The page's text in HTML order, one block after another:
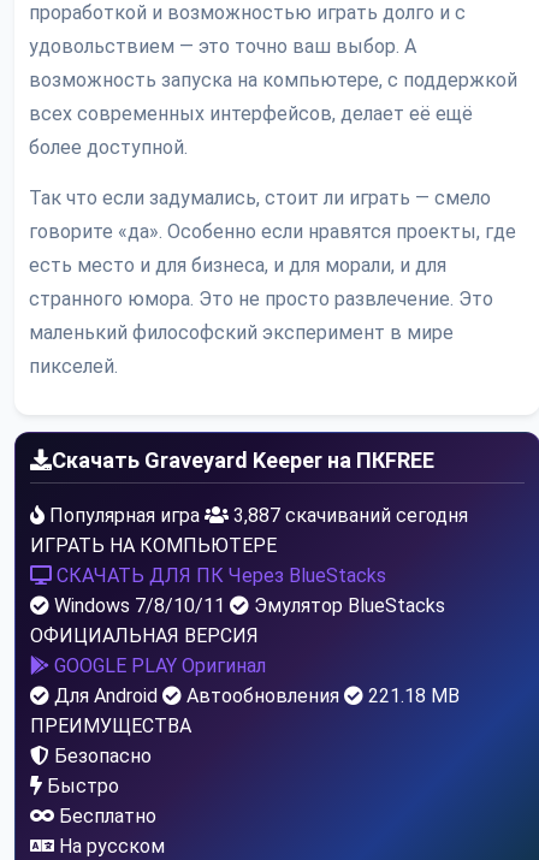
проработкой и возможностью играть долго и с
удовольствием — это точно ваш выбор. А
возможность запуска на компьютере, с поддержкой
всех современных интерфейсов, делает её ещё
более доступной.
Так что если задумались, стоит ли играть — смело
говорите «да». Особенно если нравятся проекты, где
есть место и для бизнеса, и для морали, и для
странного юмора. Это не просто развлечение. Это
маленький философский эксперимент в мире
пикселей.
Скачать Graveyard Keeper на ПКFREE
Популярная игра
3,887 скачиваний сегодня
ИГРАТЬ НА КОМПЬЮТЕРЕ
СКАЧАТЬ ДЛЯ ПК Через BlueStacks
Windows 7/8/10/11
Эмулятор BlueStacks
ОФИЦИАЛЬНАЯ ВЕРСИЯ
GOOGLE PLAY Оригинал
Для Android
Автообновления
221.18 MB
ПРЕИМУЩЕСТВА
Безопасно
Быстро
Бесплатно
На русском